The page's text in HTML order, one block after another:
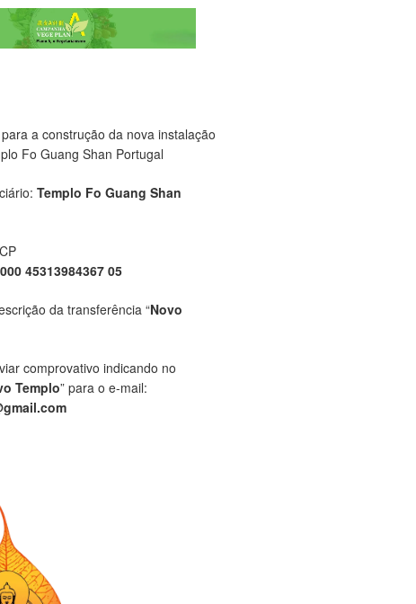
a construção da nova instalação
Fo Guang Shan Portugal
Templo Fo Guang Shan
45313984367 05
da transferência “Novo
comprovativo indicando no
Templo” para o e-mail: